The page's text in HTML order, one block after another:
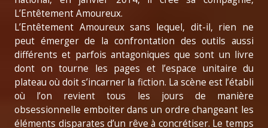
L’Entêtement Amoureux.
L’Entêtement Amoureux sans lequel, dit-il, rien ne
peut émerger de la confrontation des outils aussi
différents et parfois antagoniques que sont un livre
dont on tourne les pages et l’espace unitaire du
plateau où doit s’incarner la fiction. La scène est l’établi
où l’on revient tous les jours de manière
obsessionnelle emboiter dans un ordre changeant les
éléments disparates d’un rêve à concrétiser. Le temps